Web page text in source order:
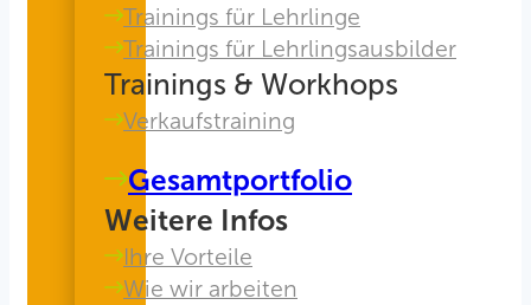
Trainings für Lehrlinge
Trainings für Lehrlingsausbilder
Trainings & Workhops
Verkaufstraining
Gesamtportfolio
Weitere Infos
Ihre Vorteile
Wie wir arbeiten